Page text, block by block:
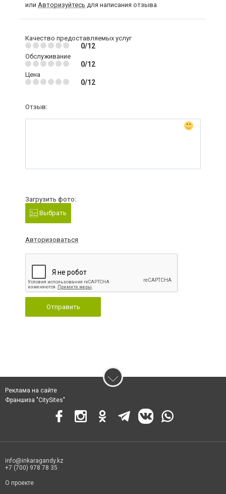
или Авторизуйтесь для написания отзыва
Качество предоставляемых услуг
0/12
Обслуживание
0/12
Цена
0/12
Отзыв:
Загрузить фото:
Выбрать
Авторизоваться
Отправить
Реклама на сайте
Франшиза "CitySites"
info@inkaragandy.kz
+7 (700) 978 78 35
О проекте